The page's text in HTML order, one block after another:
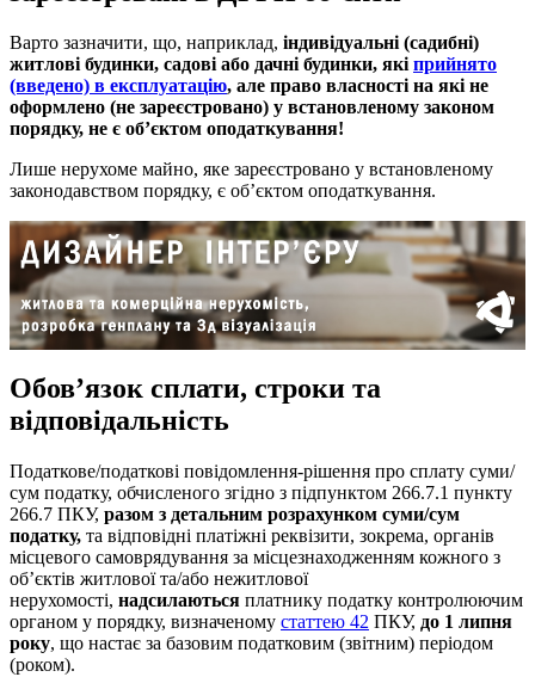
Варто зазначити, що, наприклад, індивідуальні (садибні)
житлові будинки, садові або дачні будинки, які прийнято
(введено) в експлуатацію, але право власності на які не
оформлено (не зареєстровано) у встановленому законом
порядку, не є об’єктом оподаткування!
Лише нерухоме майно, яке зареєстровано у встановленому
законодавством порядку, є об’єктом оподаткування.
Обов’язок сплати, строки та
відповідальність
Податкове/податкові повідомлення-рішення про сплату суми/
сум податку, обчисленого згідно з підпунктом 266.7.1 пункту
266.7 ПКУ, разом з детальним розрахунком суми/сум
податку, та відповідні платіжні реквізити, зокрема, органів
місцевого самоврядування за місцезнаходженням кожного з
об’єктів житлової та/або нежитлової
нерухомості, надсилаються платнику податку контролюючим
органом у порядку, визначеному статтею 42 ПКУ, до 1 липня
року, що настає за базовим податковим (звітним) періодом
(роком).